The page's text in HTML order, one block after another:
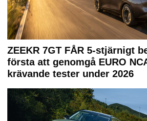
ZEEKR 7GT FÅR 5-stjärnigt
första att genomgå EURO
krävande tester under 2026